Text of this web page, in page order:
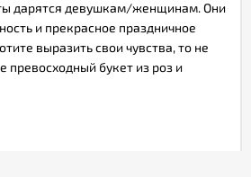
дарятся девушкам/женщинам. Они
и прекрасное праздничное
выразить свои чувства, то не
превосходный букет из роз и